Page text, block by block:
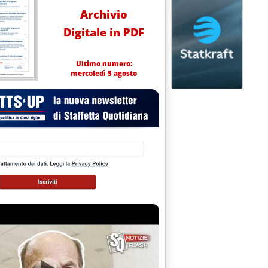
Archivio
Digitale in PDF
Ultimo numero:
mercoledì 5 agosto